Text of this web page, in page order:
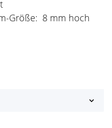
Größe: 8 mm hoch